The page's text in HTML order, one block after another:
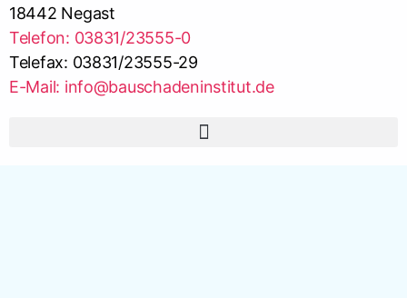
18442 Negast
Telefon: 03831/23555-0
Telefax: 03831/23555-29
E-Mail: info@bauschadeninstitut.de